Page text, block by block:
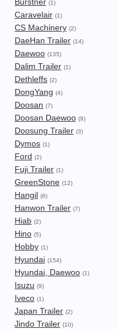
(1)
Caravelair (1)
CS Machinery (2)
DaeHan Trailer (14)
Daewoo (135)
Dalim Trailer (1)
Dethleffs (2)
DongYang (4)
Doosan (7)
Doosan Daewoo (9)
Doosung Trailer (3)
Dymos (1)
Ford (2)
Fuji Trailer (1)
GreenStone (12)
Hangil (6)
Hanwon Trailer (7)
Hiab (2)
Hino (5)
Hobby (1)
Hyundai (154)
Hyundai, Daewoo (1)
Isuzu (9)
Iveco (1)
Japan Trailer (2)
Jindo Trailer (10)